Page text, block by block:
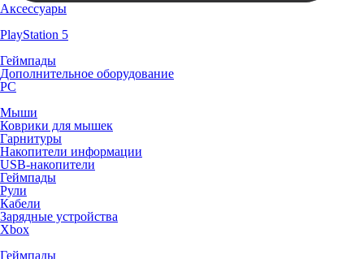
Аксессуары
PlayStation 5
Геймпады
Дополнительное оборудование
PC
Мыши
Коврики для мышек
Гарнитуры
Накопители информации
USB-накопители
Геймпады
Рули
Кабели
Зарядные устройства
Xbox
Геймпады